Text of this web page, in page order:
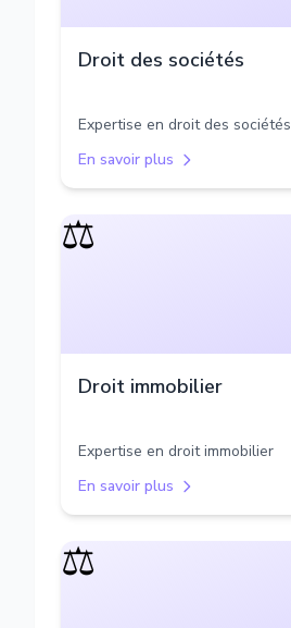
Droit des sociétés
Expertise en droit des sociétés
En savoir plus
⚖️
Droit immobilier
Expertise en droit immobilier
En savoir plus
⚖️